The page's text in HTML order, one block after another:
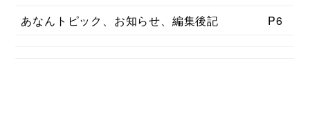
あなんトピック、お知らせ、編集後記
P6